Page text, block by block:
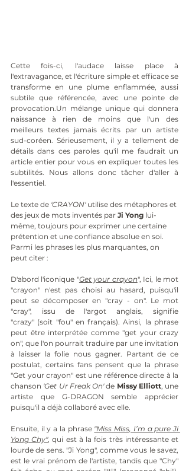
Cette fois-ci, l'audace laisse place à
l'extravagance, et l'écriture simple et efficace se
transforme en une plume enflammée, aussi
subtile que référencée, avec une pointe de
provocation.Un mélange unique qui donnera
naissance à rien de moins que l'un des
meilleurs textes jamais écrits par un artiste
sud-coréen. Sérieusement, il y a tellement de
détails dans ces paroles qu'il me faudrait un
article entier pour vous en expliquer toutes les
subtilités. Nous allons donc tâcher d'aller à
l'essentiel.
Le texte de 'CRAYON' utilise des métaphores et
des jeux de mots inventés par Ji Yong lui-
même, toujours pour exprimer une certaine
prétention et une confiance absolue en soi.
Parmi les phrases les plus marquantes, on
peut citer :
D'abord l'iconique "Get your crayon", Ici, le mot
"crayon" n'est pas choisi au hasard, puisqu'il
peut se décomposer en "cray - on". Le mot
"cray", issu de l'argot anglais, signifie
"crazy" (soit "fou" en français). Ainsi, la phrase
peut être interprétée comme "get your crazy
on", que l'on pourrait traduire par une invitation
à laisser la folie nous gagner. Partant de ce
postulat, certains fans pensent que la phrase
"Get your crayon" est une référence directe à la
chanson 'Get Ur Freak On' de Missy Elliott, une
artiste que G-DRAGON semble apprécier
puisqu'il a déjà collaboré avec elle.
Ensuite, il y a la phrase "Miss Miss, I’m a pure Ji
Yong Chy", qui est à la fois très intéressante et
lourde de sens. "Ji Yong", comme vous le savez,
est le vrai prénom de l'artiste, tandis que "Chy"